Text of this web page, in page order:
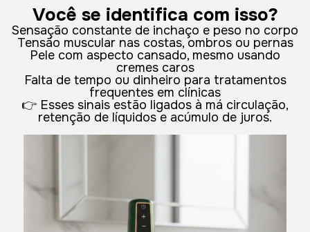
Você se identifica com isso?
Sensação constante de inchaço e peso no corpo
Tensão muscular nas costas, ombros ou pernas
Pele com aspecto cansado, mesmo usando
cremes caros
Falta de tempo ou dinheiro para tratamentos
frequentes em clínicas
👉 Esses sinais estão ligados à má circulação,
retenção de líquidos e acúmulo de juros.